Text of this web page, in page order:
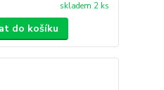
skladem 2 ks
do košíku